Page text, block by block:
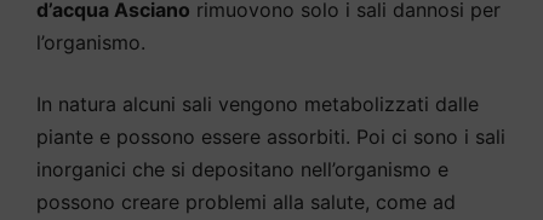
d’acqua Asciano rimuovono solo i sali dannosi per
l’organismo.
In natura alcuni sali vengono metabolizzati dalle
piante e possono essere assorbiti. Poi ci sono i sali
inorganici che si depositano nell’organismo e
possono creare problemi alla salute, come ad